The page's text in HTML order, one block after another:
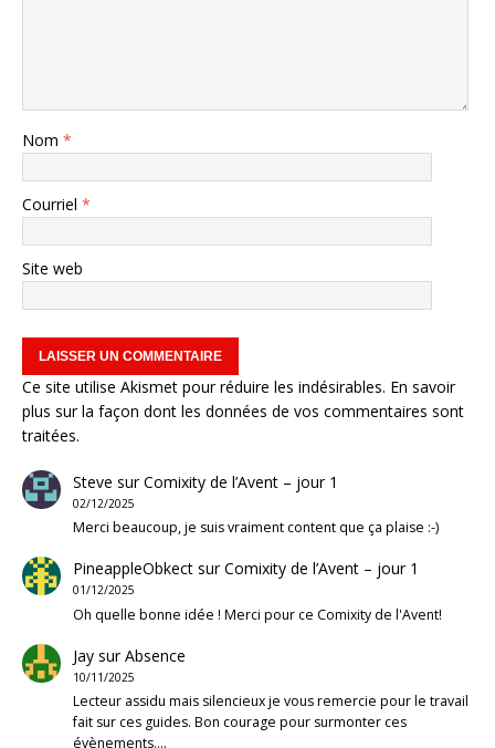
Nom *
Courriel *
Site web
Ce site utilise Akismet pour réduire les indésirables. En savoir
plus sur la façon dont les données de vos commentaires sont
traitées.
Steve surComixity de l’Avent – jour 1
02/12/2025
Merci beaucoup, je suis vraiment content que ça plaise :-)
PineappleObkectsurComixity de l’Avent – jour 1
01/12/2025
Oh quelle bonne idée ! Merci pour ce Comixity de l'Avent!
JaysurAbsence
10/11/2025
Lecteur assidu mais silencieux je vous remercie pour le travail
fait sur ces guides. Bon courage pour surmonter ces
évènements.…